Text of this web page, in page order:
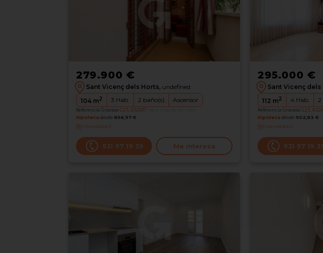
279.900 €
Sant Vicenç dels Horts, undefined
104 m2 3 Hab. 2 baño(s) Ascensor
Referencia Grocasa G23_632507
Hipoteca desde 856,97 €
Interesados0
931 97 19 39 Me interesa
295.000 €
Sant Vicenç dels
112 m2 4 Hab. 2
Referencia Grocasa
Hipoteca desde 902,83 €
Interesados0
931 97 19